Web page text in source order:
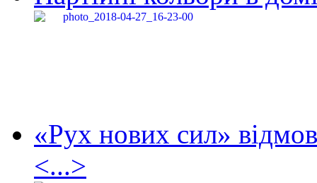
«Рух нових сил»
<...>